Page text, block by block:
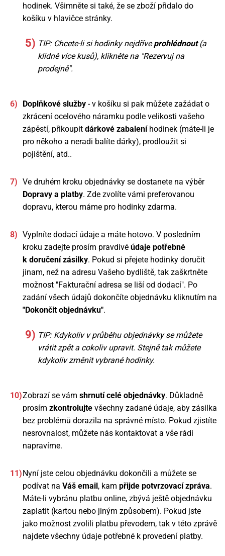
hodinek. Všimněte si také, že se zboží přidalo do
košíku v hlavičce stránky.
TIP: Chcete-li si hodinky nejdříveprohlédnout(a
klidně více kusů), klikněte na "Rezervuj na
prodejně".
Doplňkové služby - v košíku si pak můžete zažádat o
zkrácení ocelového náramku podle velikosti vašeho
zápěstí, přikoupit dárkové zabaleníhodinek (máte-li je
pro někoho a neradi balíte dárky), prodloužit si
pojištění, atd..
Ve druhém kroku objednávky se dostanete na výběr
Dopravy a platby. Zde zvolíte vámi preferovanou
dopravu, kterou máme pro hodinky zdarma.
Vyplníte dodací údaje a máte hotovo. V posledním
kroku zadejte prosím pravdivé údaje potřebné
k doručení zásilky. Pokud si přejete hodinky doručit
jinam, než na adresu Vašeho bydliště, tak zaškrtněte
možnost "Fakturační adresa se liší od dodací". Po
zadání všech údajů dokončíte objednávku kliknutím na
"Dokončit objednávku".
TIP: Kdykoliv v průběhu objednávky se můžete
vrátit zpět a cokoliv upravit. Stejně tak můžete
kdykoliv změnit vybrané hodinky.
Zobrazí se vám shrnutí celé objednávky. Důkladně
prosím zkontrolujte všechny zadané údaje, aby zásilka
bez problémů dorazila na správné místo. Pokud zjistíte
nesrovnalost, můžete nás kontaktovat a vše rádi
napravíme.
Nyní jste celou objednávku dokončili a můžete se
podívat na Váš email, kam přijde potvrzovací zpráva.
Máte-li vybránu platbu online, zbývá ještě objednávku
zaplatit (kartou nebo jiným způsobem). Pokud jste
jako možnost zvolili platbu převodem, tak v této zprávě
najdete všechny údaje potřebné k provedení platby.